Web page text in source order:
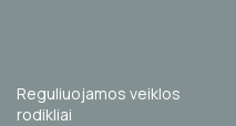
Reguliuojamos veiklos
rodikliai